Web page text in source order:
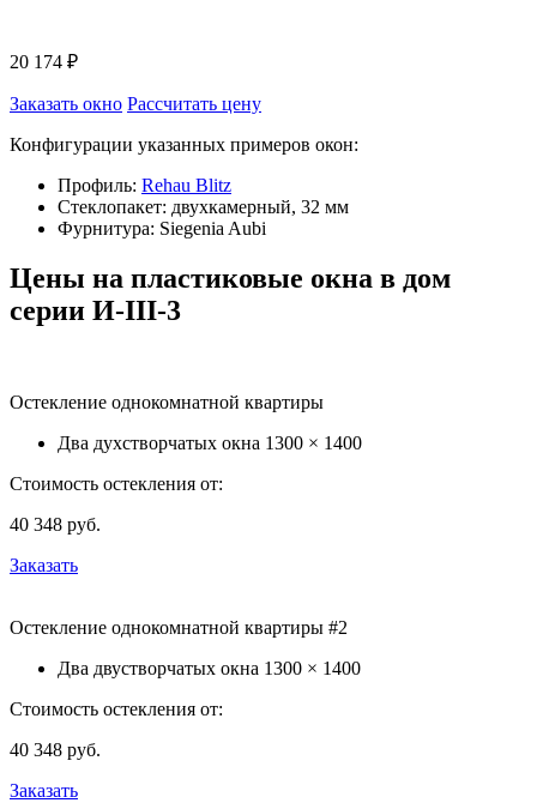
20 174 ₽
Заказать окно Рассчитать цену
Конфигурации указанных примеров окон:
Профиль: Rehau Blitz
Стеклопакет: двухкамерный, 32 мм
Фурнитура: Siegenia Aubi
Цены на пластиковые окна в дом
серии И-III-3
Остекление однокомнатной квартиры
Два духстворчатых окна 1300 × 1400
Стоимость остекления от:
40 348 руб.
Заказать
Остекление однокомнатной квартиры #2
Два двустворчатых окна 1300 × 1400
Стоимость остекления от:
40 348 руб.
Заказать